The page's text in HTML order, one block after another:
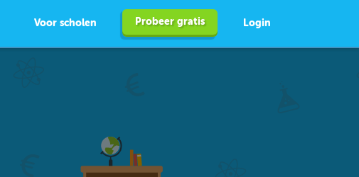
Voor scholen Probeer gratis Login